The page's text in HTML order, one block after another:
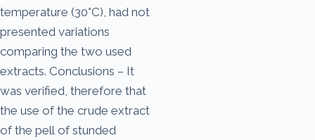
temperature (30°C), had not
presented variations
comparing the two used
extracts. Conclusions – It
was verified, therefore that
the use of the crude extract
of the pell of stunded